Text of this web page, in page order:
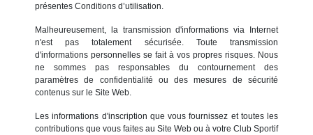
présentes Conditions d’utilisation.
Malheureusement, la transmission d'informations via Internet
n'est pas totalement sécurisée. Toute transmission
d'informations personnelles se fait à vos propres risques. Nous
ne sommes pas responsables du contournement des
paramètres de confidentialité ou des mesures de sécurité
contenus sur le Site Web.
Les informations d'inscription que vous fournissez et toutes les
contributions que vous faites au Site Web ou à votre Club Sportif